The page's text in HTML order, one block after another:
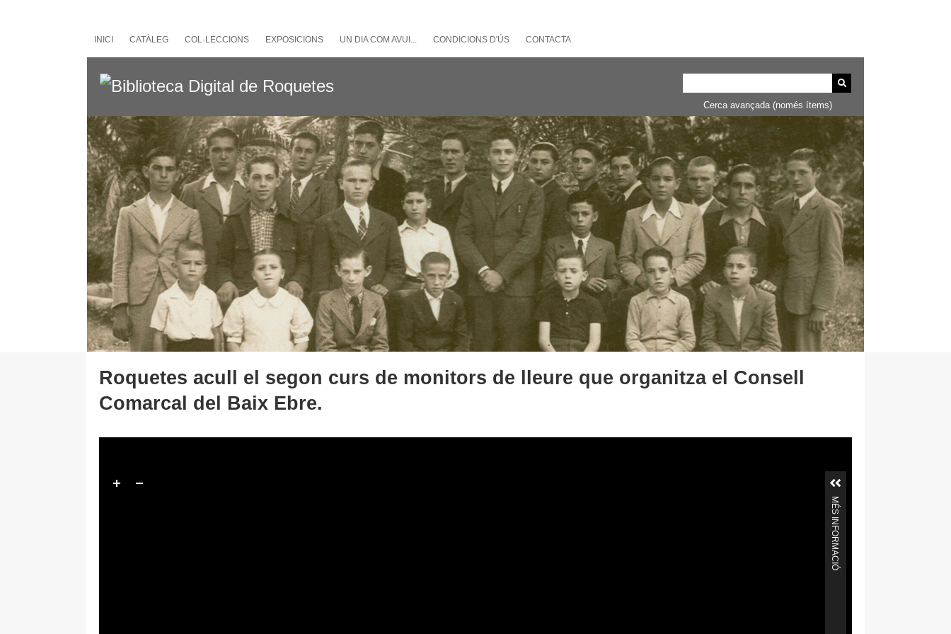
INICI CATÀLEG COL·LECCIONS EXPOSICIONS UN DIA COM AVUI... CONDICIONS D'ÚS CONTACTA
Cerca avançada (només ítems)
Roquetes acull el segon curs de monitors de lleure que organitza el Consell
Comarcal del Baix Ebre.
MÉS INFORMACIÓ